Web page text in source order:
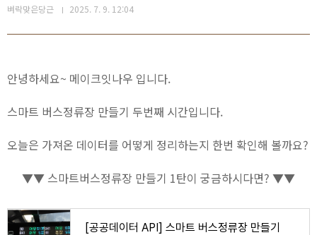
벼락맞은당근 2025. 7. 9. 12:04
안녕하세요~ 메이크잇나우 입니다.
스마트 버스정류장 만들기 두번째 시간입니다.
오늘은 가져온 데이터를 어떻게 정리하는지 한번 확인해 볼까요?
▼▼ 스마트버스정류장 만들기 1탄이 궁금하시다면? ▼▼
[공공데이터 API] 스마트 버스정류장 만들기